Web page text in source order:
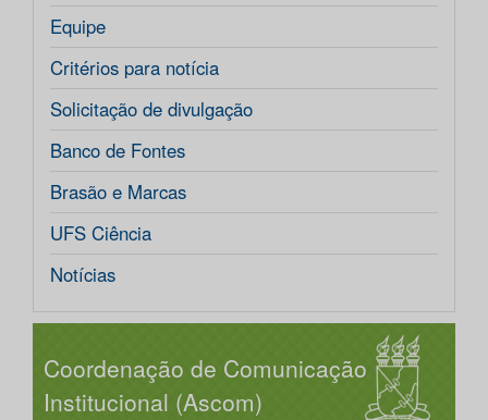
Equipe
Critérios para notícia
Solicitação de divulgação
Banco de Fontes
Brasão e Marcas
UFS Ciência
Notícias
Coordenação de Comunicação
Institucional (Ascom)